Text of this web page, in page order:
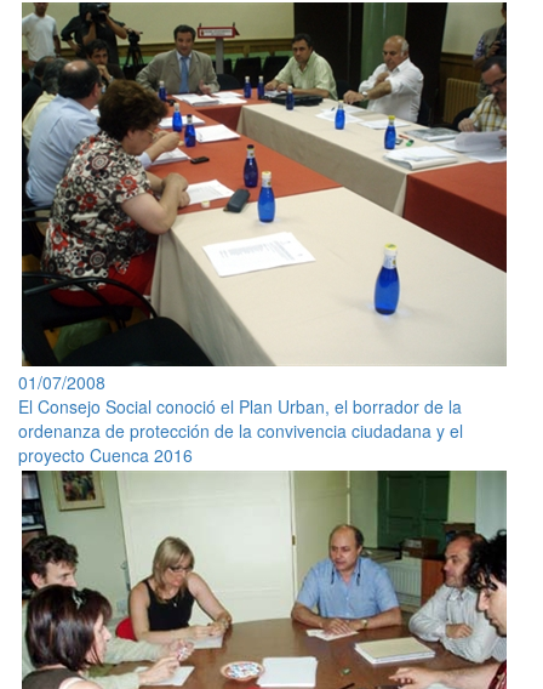
01/07/2008
El Consejo Social conoció el Plan Urban, el borrador de la
ordenanza de protección de la convivencia ciudadana y el
proyecto Cuenca 2016